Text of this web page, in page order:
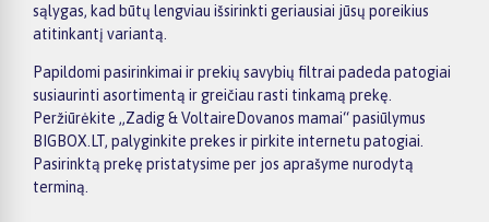
sąlygas, kad būtų lengviau išsirinkti geriausiai jūsų poreikius
atitinkantį variantą.
Papildomi pasirinkimai ir prekių savybių filtrai padeda patogiai
susiaurinti asortimentą ir greičiau rasti tinkamą prekę.
Peržiūrėkite „Zadig & VoltaireDovanos mamai“ pasiūlymus
BIGBOX.LT, palyginkite prekes ir pirkite internetu patogiai.
Pasirinktą prekę pristatysime per jos aprašyme nurodytą
terminą.